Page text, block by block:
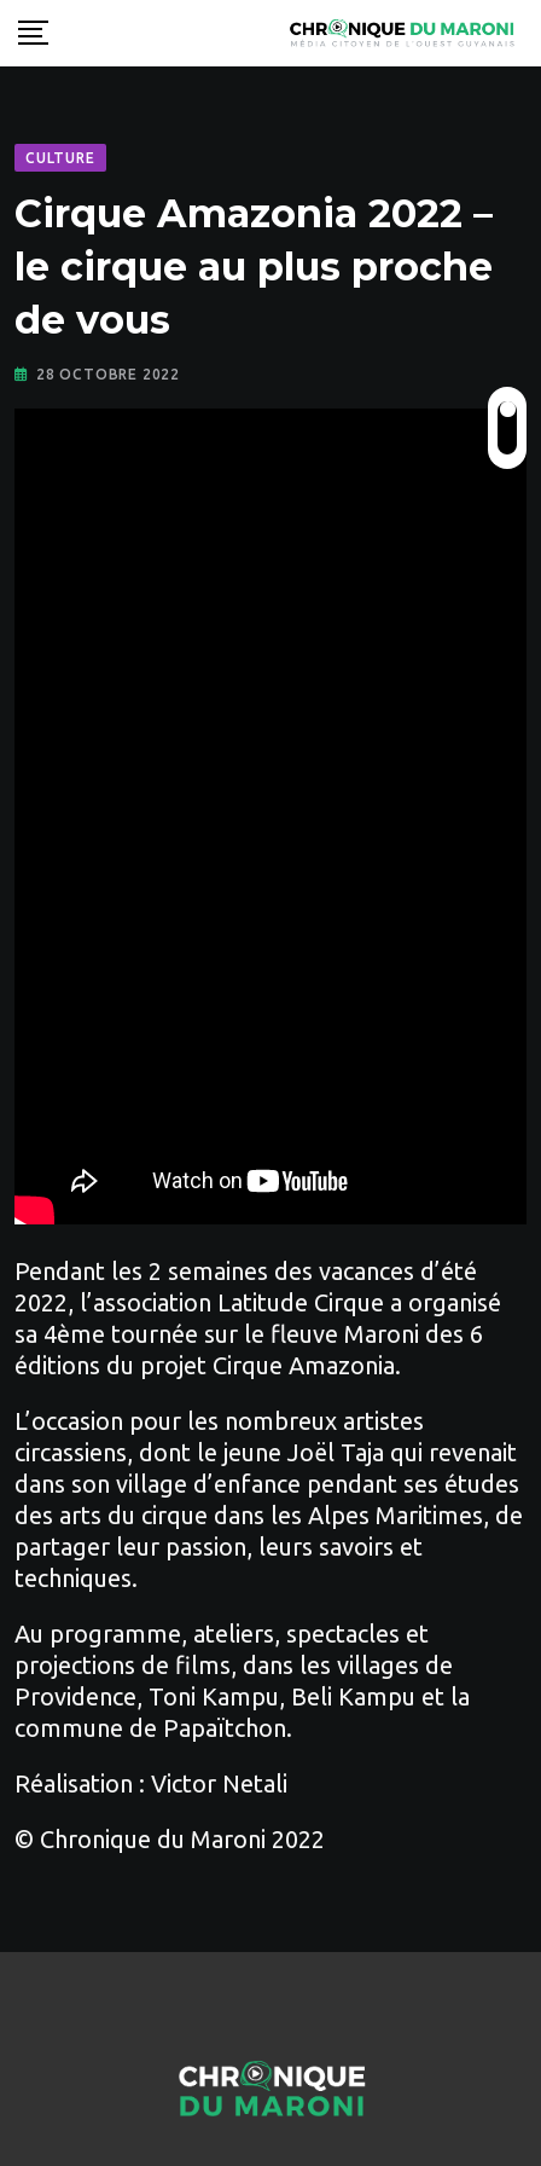
Skip
to
CULTURE
Cirque Amazonia 2022 –
le cirque au plus proche
de vous
28 OCTOBRE 2022
Pendant les 2 semaines des vacances d’été
2022, l’association Latitude Cirque a organisé
sa 4ème tournée sur le fleuve Maroni des 6
éditions du projet Cirque Amazonia.
L’occasion pour les nombreux artistes
circassiens, dont le jeune Joël Taja qui revenait
dans son village d’enfance pendant ses études
des arts du cirque dans les Alpes Maritimes, de
partager leur passion, leurs savoirs et
techniques.
Au programme, ateliers, spectacles et
projections de films, dans les villages de
Providence, Toni Kampu, Beli Kampu et la
commune de Papaïtchon.
Réalisation : Victor Netali
© Chronique du Maroni 2022